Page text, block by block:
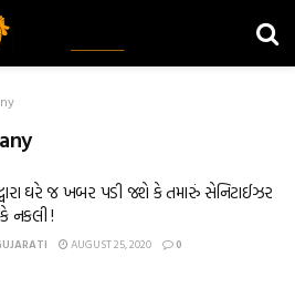
ઘરે જ ખબર પડી જશે કે તમારું સેનિટાઈઝર
નકલી !
AUGUST 25, 2020 0